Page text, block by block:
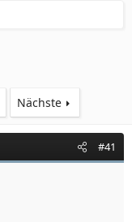
Nächste
#41